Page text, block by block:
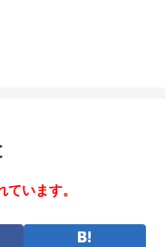
います。